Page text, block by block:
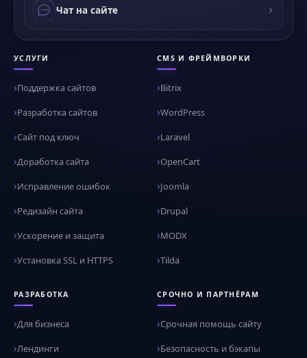
Чат на сайте
УСЛУГИ
Поддержка сайтов
Разработка сайтов
Сайт под ключ
Доработка сайта
Исправление ошибок
Редизайн сайта
Ускорение и защита
Установка SSL и HTTPS
CMS И ФРЕЙМВОРКИ
Bitrix
WordPress
Laravel
OpenCart
Joomla
Drupal
MODX
Tilda
РАЗРАБОТКА
Для бизнеса
Лендинги
СРОЧНО И ПАРТНЁРАМ
Срочная помощь сайту
Безопасность и бэкапы